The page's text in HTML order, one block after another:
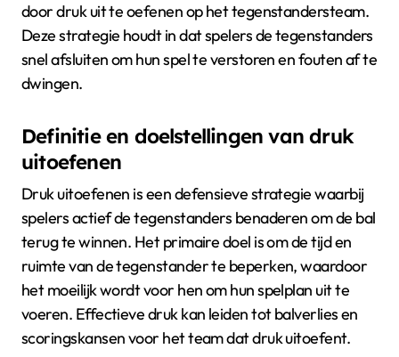
door druk uit te oefenen op het tegenstandersteam.
Deze strategie houdt in dat spelers de tegenstanders
snel afsluiten om hun spel te verstoren en fouten af te
dwingen.
Definitie en doelstellingen van druk
uitoefenen
Druk uitoefenen is een defensieve strategie waarbij
spelers actief de tegenstanders benaderen om de bal
terug te winnen. Het primaire doel is om de tijd en
ruimte van de tegenstander te beperken, waardoor
het moeilijk wordt voor hen om hun spelplan uit te
voeren. Effectieve druk kan leiden tot balverlies en
scoringskansen voor het team dat druk uitoefent.